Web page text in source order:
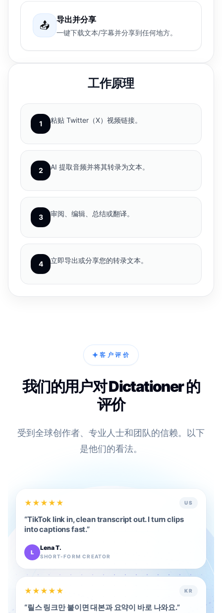
📤 导出并分享
一键下载文本/字幕并分享到任何地方。
工作原理
1 粘贴 Twitter（X）视频链接。
2 AI 提取音频并将其转录为文本。
3 审阅、编辑、总结或翻译。
4 立即导出或分享您的转录文本。
✦客户评价
我们的用户对 Dictationer 的
评价
受到全球创作者、专业人士和团队的信赖。以下
是他们的看法。
★★★★★ US
“TikTok link in, clean transcript out. I turn clips
into captions fast.”
L
Lena T.
SHORT-FORM CREATOR
★★★★★ KR
“릴스 링크만 붙이면 대본과 요약이 바로 나와요.”